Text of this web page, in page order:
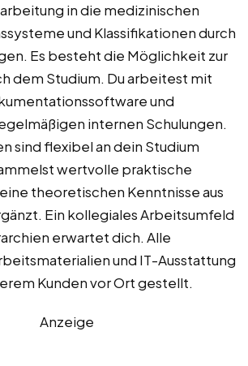
in die medizinischen
und Klassifikationen durch
Es besteht die Möglichkeit zur
dem Studium. Du arbeitest mit
und
internen Schulungen.
sind flexibel an dein Studium
wertvolle praktische
theoretischen Kenntnisse aus
Ein kollegiales Arbeitsumfeld
erwartet dich. Alle
und IT-Ausstattung
Kunden vor Ort gestellt.
Anzeige